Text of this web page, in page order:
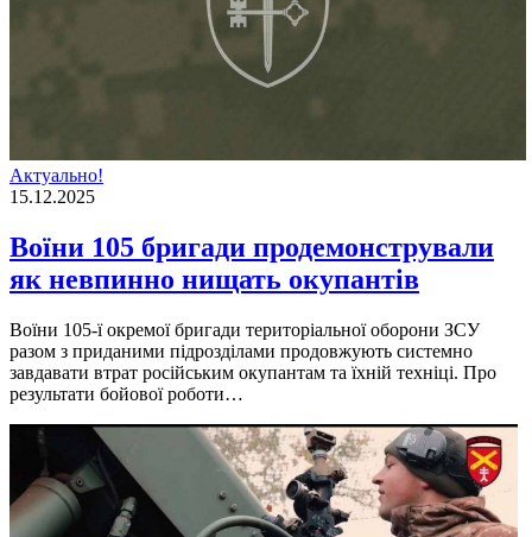
Актуально!
15.12.2025
Воїни 105 бригади продемонстрували
як невпинно нищать окупантів
Воїни 105-ї окремої бригади територіальної оборони ЗСУ
разом з приданими підрозділами продовжують системно
завдавати втрат російським окупантам та їхній техніці. Про
результати бойової роботи…